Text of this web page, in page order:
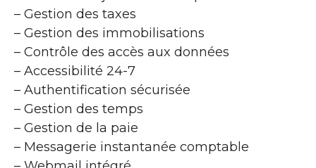
– Gestion des taxes
– Gestion des immobilisations
– Contrôle des accès aux données
– Accessibilité 24-7
– Authentification sécurisée
– Gestion des temps
– Gestion de la paie
– Messagerie instantanée comptable